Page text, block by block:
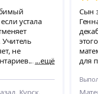
Учитель
не
для
ещё
Курск.
Сын
для
с